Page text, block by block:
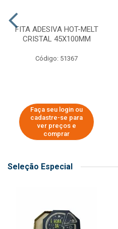
FITA ADESIVA HOT-MELT
CRISTAL 45X100MM
Código: 51367
Faça seu login ou
cadastre-se para
ver preços e
comprar
Seleção Especial